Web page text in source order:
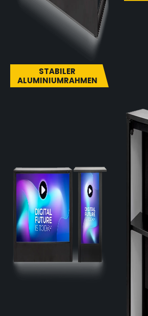
STABILER
ALUMINIUMRAHMEN